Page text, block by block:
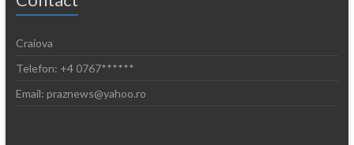
Craiova
Telefon: +4 0767******
Email: praznews@yahoo.ro